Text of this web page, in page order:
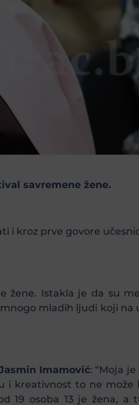
savremene žene.
i kroz prve govore
žene. Istakla je da su
mladih ljudi koji na
Imamović: “Moja
kreativnost to ne može
19 osoba 13 je žena,